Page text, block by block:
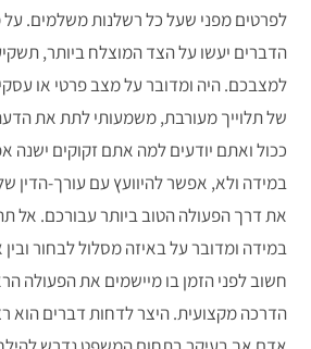
לפרטים מפני שעל כל רשלנות משלמים. על
הדברים יעשו על הצד המוצלח ביותר,
למצבכם. היה ומדובר על מצב פרטי או
של תלוייך מעורבת, משמעותי לתת את
ככול ואתם יודעים למה אתם זקוקים
במידה ולא, אפשר להיוועץ עם עורך-הדין
את דרך הפעולה הטוב ביותר עבורכם. אל
במידה ומדובר על באיזה מסלול לבחור
חשוב לפני הזמן בו מיישמים את הפעולה
הדרכה מקצועית. היצר לדחות דברים הוא